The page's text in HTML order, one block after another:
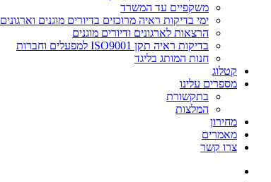
משקפיים עד המשרד
ימי בדיקות ראיה מרוכזים בדיורים מוגנים וארגונים
הרצאות לארגונים ודיורים מוגנים
בדיקות ראיה תקן ISO9001 למפעלים וחברות
חנות המותג בליגד
קטלוג
מספרים עלינו
בתקשורת
המלצות
מחירון
מאמרים
צרו קשר